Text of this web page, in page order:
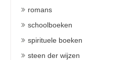
romans
schoolboeken
spirituele boeken
steen der wijzen